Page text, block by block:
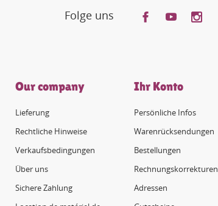
Folge uns
Our company
Lieferung
Rechtliche Hinweise
Verkaufsbedingungen
Über uns
Sichere Zahlung
Ihr Konto
Persönliche Infos
Warenrücksendungen
Bestellungen
Rechnungskorrekturen
Adressen